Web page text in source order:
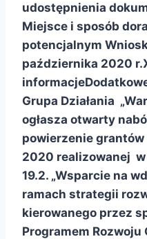
udostępnienia
Miejsce i sposób
potencjalnym
października 2020 r.
informacje
Grupa Działania
ogłasza otwarty
powierzenie grantów
2020 realizowanej w
19.2. „Wsparcie na
ramach strategii
kierowanego przez
Programem